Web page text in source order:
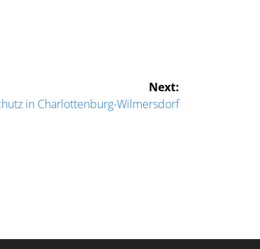
Next:
in Charlottenburg-Wilmersdorf